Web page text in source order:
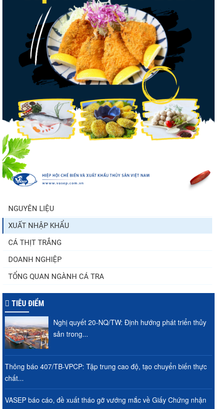
Nguồn cung giảm, giá cá rô phi Trung
Quốc tiếp tục tăng
Xuất khẩu cá tra sang CPTPP: Mở rộng cơ
hội cho hàng giá trị...
Xuất khẩu cá ngừ Việt Nam sang Canada
tăng nhẹ, áp lực mới...
Trung Quốc tăng mạnh nhập khẩu mực,
trong khi nguồn cung...
NGUYÊN LIỆU
XUẤT NHẬP KHẨU
CÁ THỊT TRẮNG
DOANH NGHIỆP
TỔNG QUAN NGÀNH CÁ TRA
TIÊU ĐIỂM
Nghị quyết 20-NQ/TW: Định hướng phát triển thủy
sản trong...
Thông báo 407/TB-VPCP: Tập trung cao độ, tạo chuyển biến thực
chất...
VASEP báo cáo, đề xuất tháo gỡ vướng mắc về Giấy Chứng nhận